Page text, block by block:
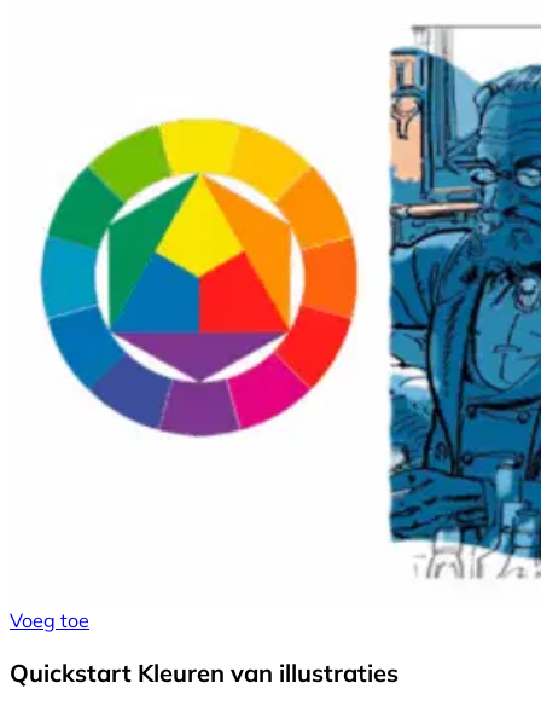
Voeg toe
Quickstart Kleuren van illustraties